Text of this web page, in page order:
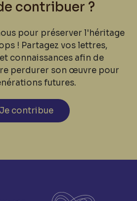
contribuer ?
pour préserver l'héritage
! Partagez vos lettres,
connaissances afin de
perdurer son œuvre pour
futures.
Je contribue